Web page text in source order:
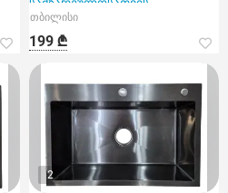
თბილისი
199 ₾
2